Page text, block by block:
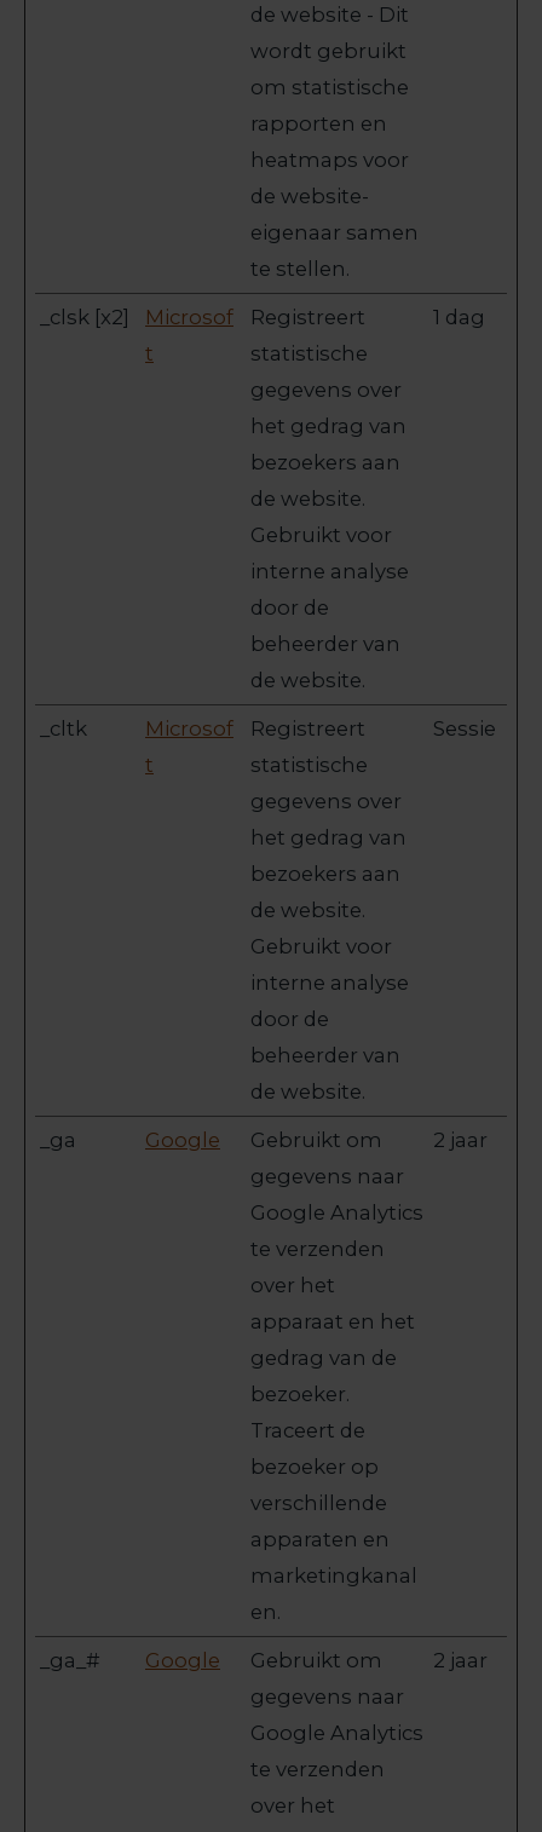
de website - Dit
wordt gebruikt
om statistische
rapporten en
heatmaps voor
de website-
eigenaar samen
te stellen.
_clsk [x2]
Microsof
t
Registreert
statistische
gegevens over
het gedrag van
bezoekers aan
de website.
Gebruikt voor
interne analyse
door de
beheerder van
de website.
1 dag
_cltk
Microsof
t
Registreert
statistische
gegevens over
het gedrag van
bezoekers aan
de website.
Gebruikt voor
interne analyse
door de
beheerder van
de website.
Sessie
_ga Google
Gebruikt om
gegevens naar
Google Analytics
te verzenden
over het
apparaat en het
gedrag van de
bezoeker.
Traceert de
bezoeker op
verschillende
apparaten en
marketingkanal
en.
2 jaar
_ga_# Google
Gebruikt om
gegevens naar
Google Analytics
te verzenden
over het
2 jaar